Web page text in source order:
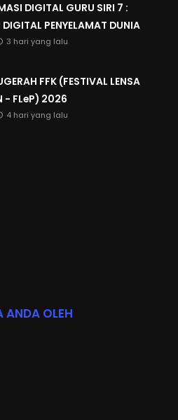
DIGITAL GURU SIRI 7 :
PENYELAMAT DUNIA
3 hari yang lalu
FFK (FESTIVAL LENSA
- FLeP) 2026
4 hari yang lalu
ANDA OLEH